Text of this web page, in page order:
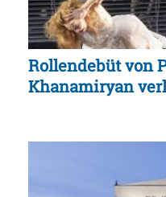
Rollendebüt von
Khanamiryan